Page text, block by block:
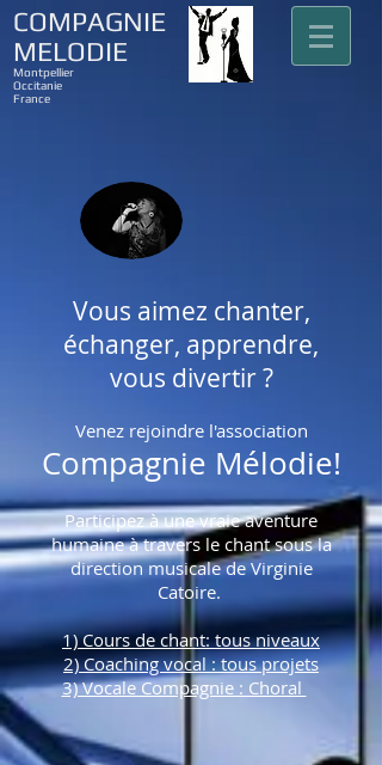
COMPAGNIE
MELODIE
Montpellier
Occitanie
France
Vous aimez chanter,
échanger, apprendre,
vous divertir ?
Venez rejoindre l'association
Compagnie Mélodie!
Participez à une vraie aventure
humaine à travers le chant sous la
direction musicale de Virginie
Catoire.
1) Cours de chant: tous niveaux
2) Coaching vocal : tous projets
3) Vocale Compagnie : Choral